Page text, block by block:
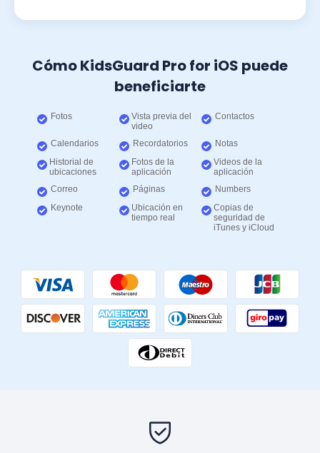
Cómo KidsGuard Pro for iOS puede
beneficiarte
Fotos
Vista previa del
video
Contactos
Calendarios Recordatorios
Notas
Historial de
ubicaciones
Fotos de la
aplicación
Videos de la
aplicación
Correo
Páginas
Numbers
Keynote
Ubicación en
tiempo real
Copias de
seguridad de
iTunes y iCloud